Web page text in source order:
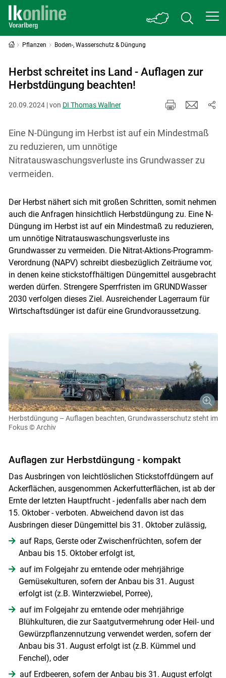
Skip to main content
Pflanzen Boden-, Wasserschutz & Düngung
Herbst schreitet ins Land - Auflagen zur
Herbstdüngung beachten!
20.09.2024 | von DI Thomas Wallner
Eine N-Düngung im Herbst ist auf ein Mindestmaß
zu reduzieren, um unnötige
Nitratauswaschungsverluste ins Grundwasser zu
vermeiden.
Der Herbst nähert sich mit großen Schritten, somit nehmen
auch die Anfragen hinsichtlich Herbstdüngung zu. Eine N-
Düngung im Herbst ist auf ein Mindestmaß zu reduzieren,
um unnötige Nitratauswaschungsverluste ins
Grundwasser zu vermeiden. Die Nitrat-Aktions-Programm-
Verordnung (NAPV) schreibt diesbezüglich Zeiträume vor,
in denen keine stickstoffhältigen Düngemittel ausgebracht
werden dürfen. Strengere Sperrfristen im GRUNDWasser
2030 verfolgen dieses Ziel. Ausreichender Lagerraum für
Wirtschaftsdünger ist dafür eine Grundvoraussetzung.
Herbstdüngung – Auflagen beachten, Grundwasserschutz steht im
Fokus© Archiv
Auflagen zur Herbstdüngung - kompakt
Das Ausbringen von leichtlöslichen Stickstoffdüngern auf
Ackerflächen, ausgenommen Ackerfutterflächen, ist ab der
Ernte der letzten Hauptfrucht - jedenfalls aber nach dem
15. Oktober - verboten. Abweichend davon ist das
Ausbringen dieser Düngemittel bis 31. Oktober zulässig,
auf Raps, Gerste oder Zwischenfrüchten, sofern der
Anbau bis 15. Oktober erfolgt ist,
auf im Folgejahr zu erntende oder mehrjährige
Gemüsekulturen, sofern der Anbau bis 31. August
erfolgt ist (z.B. Winterzwiebel, Porree),
auf im Folgejahr zu erntende oder mehrjährige
Blühkulturen, die zur Saatgutvermehrung oder Heil- und
Gewürzpflanzennutzung verwendet werden, sofern der
Anbau bis 31. August erfolgt ist (z.B. Kümmel und
Fenchel), oder
auf Erdbeeren, sofern der Anbau bis 31. August erfolgt